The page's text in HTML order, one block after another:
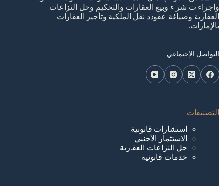
واجراءات شراء وبيع العقارات والتحكيم وحل النزاعات
العقارية وصياغة عقودد نقل الملكية وتأجير العقارات
بالإمارات.
التواصل الإجتماعي
التصنيفات
استشارات قانونية
الاستثمار الأجنبي
حل النزاعات العقارية
خدمات قانونية